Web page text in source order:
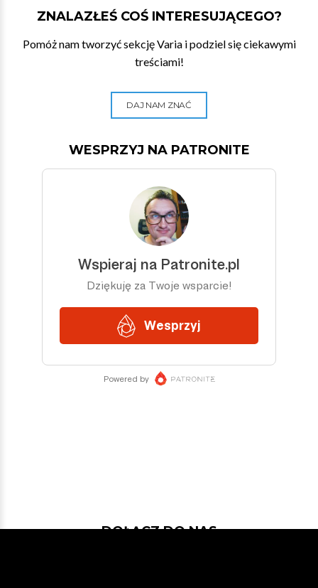
ZNALAZŁEŚ COŚ INTERESUJĄCEGO?
Pomóż nam tworzyć sekcję Varia i podziel się ciekawymi
treściami!
DAJ NAM ZNAĆ
WESPRZYJ NA PATRONITE
DOŁĄCZ DO NAS